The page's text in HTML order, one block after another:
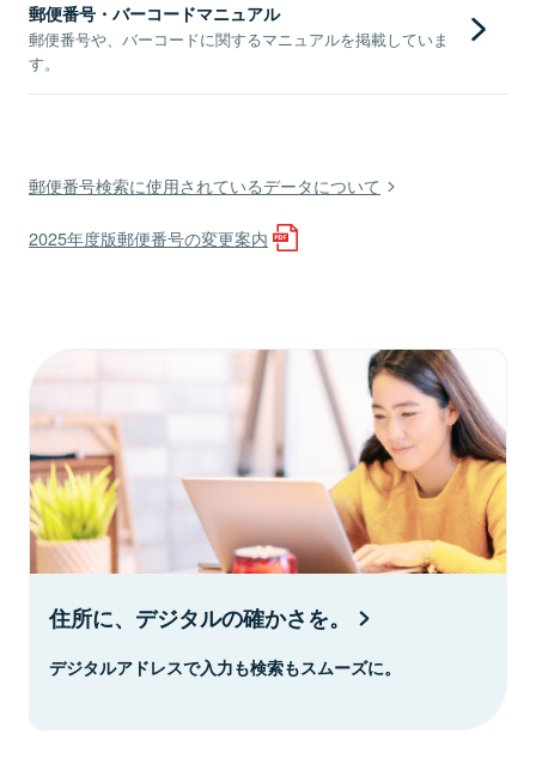
郵便番号・バーコードマニュアル
郵便番号や、バーコードに関するマニュアルを掲載していま
す。
郵便番号検索に使用されているデータについて
2025年度版郵便番号の変更案内
住所に、デジタルの確かさを。
デジタルアドレスで入力も検索もスムーズに。